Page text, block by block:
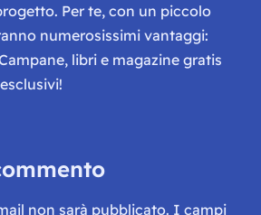
Per te, con un piccolo
numerosissimi vantaggi:
libri e magazine gratis
non sarà pubblicato. I campi